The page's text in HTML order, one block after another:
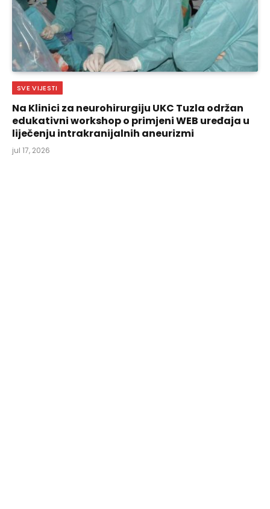
SVE VIJESTI
Na Klinici za neurohirurgiju UKC Tuzla održan
edukativni workshop o primjeni WEB uređaja u
liječenju intrakranijalnih aneurizmi
jul 17, 2026